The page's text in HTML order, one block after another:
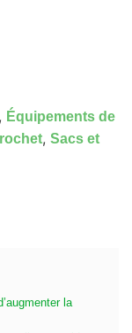
, Équipements de
, Sacs et
la